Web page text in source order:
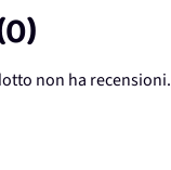
non ha recensioni.